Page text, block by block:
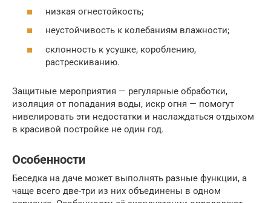
низкая огнестойкость;
неустойчивость к колебаниям влажности;
склонность к усушке, короблению,
растрескиванию.
Защитные мероприятия — регулярные обработки,
изоляция от попадания воды, искр огня — помогут
нивелировать эти недостатки и наслаждаться отдыхом
в красивой постройке не один год.
Особенности
Беседка на даче может выполнять разные функции, а
чаще всего две-три из них объединены в одном